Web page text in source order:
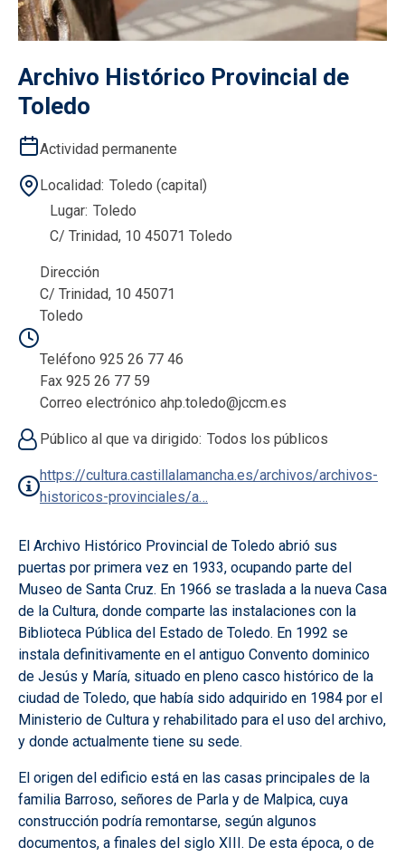
Archivo Histórico Provincial de
Toledo
Actividad permanente
Localidad Toledo (capital)
Lugar Toledo
C/ Trinidad, 10 45071 Toledo
Dirección
C/ Trinidad, 10 45071
Toledo
Teléfono 925 26 77 46
Fax 925 26 77 59
Correo electrónico ahp.toledo@jccm.es
Público al que va dirigido Todos los públicos
https://cultura.castillalamancha.es/archivos/archivos-
historicos-provinciales/a…
El Archivo Histórico Provincial de Toledo abrió sus
puertas por primera vez en 1933, ocupando parte del
Museo de Santa Cruz. En 1966 se traslada a la nueva Casa
de la Cultura, donde comparte las instalaciones con la
Biblioteca Pública del Estado de Toledo. En 1992 se
instala definitivamente en el antiguo Convento dominico
de Jesús y María, situado en pleno casco histórico de la
ciudad de Toledo, que había sido adquirido en 1984 por el
Ministerio de Cultura y rehabilitado para el uso del archivo,
y donde actualmente tiene su sede.
El origen del edificio está en las casas principales de la
familia Barroso, señores de Parla y de Malpica, cuya
construcción podría remontarse, según algunos
documentos, a finales del siglo XIII. De esta época, o de